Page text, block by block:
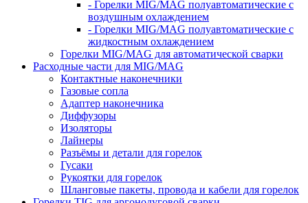
- Горелки MIG/MAG полуавтоматические с
воздушным охлаждением
- Горелки MIG/MAG полуавтоматические с
жидкостным охлаждением
Горелки MIG/MAG для автоматической сварки
Расходные части для MIG/MAG
Контактные наконечники
Газовые сопла
Адаптер наконечника
Диффузоры
Изоляторы
Лайнеры
Разъёмы и детали для горелок
Гусаки
Рукоятки для горелок
Шланговые пакеты, провода и кабели для горелок